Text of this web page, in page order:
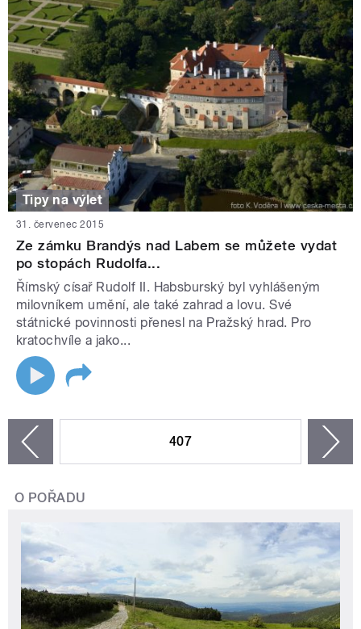
Tipy na výlet
31. červenec 2015
Ze zámku Brandýs nad Labem se můžete vydat
po stopách Rudolfa...
Římský císař Rudolf II. Habsburský byl vyhlášeným
milovníkem umění, ale také zahrad a lovu. Své
státnické povinnosti přenesl na Pražský hrad. Pro
kratochvíle a jako...
407
O POŘADU